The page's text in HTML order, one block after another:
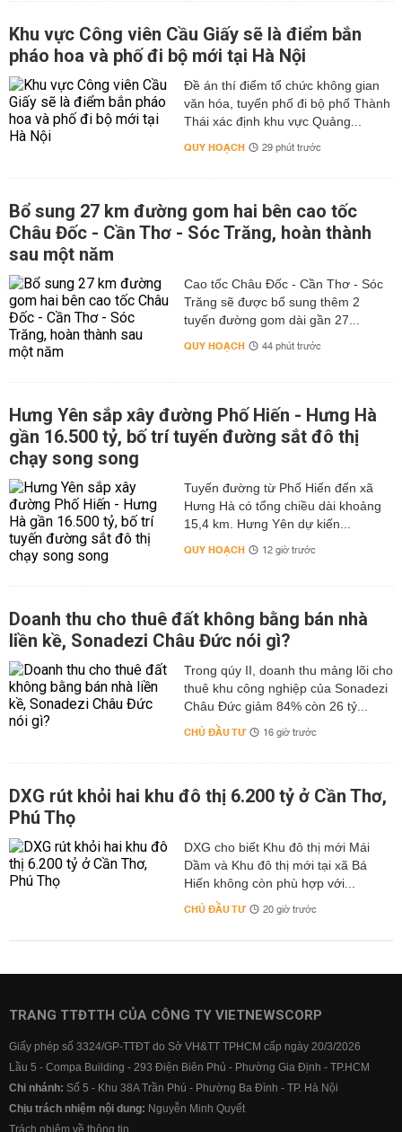
Khu vực Công viên Cầu Giấy sẽ là điểm bắn
pháo hoa và phố đi bộ mới tại Hà Nội
Đề án thí điểm tổ chức không gian
văn hóa, tuyến phố đi bộ phố Thành
Thái xác định khu vực Quảng...
QUY HOẠCH 29 phút trước
Bổ sung 27 km đường gom hai bên cao tốc
Châu Đốc - Cần Thơ - Sóc Trăng, hoàn thành
sau một năm
Cao tốc Châu Đốc - Cần Thơ - Sóc
Trăng sẽ được bổ sung thêm 2
tuyến đường gom dài gần 27...
QUY HOẠCH 44 phút trước
Hưng Yên sắp xây đường Phố Hiến - Hưng Hà
gần 16.500 tỷ, bố trí tuyến đường sắt đô thị
chạy song song
Tuyến đường từ Phố Hiến đến xã
Hưng Hà có tổng chiều dài khoảng
15,4 km. Hưng Yên dự kiến...
QUY HOẠCH 12 giờ trước
Doanh thu cho thuê đất không bằng bán nhà
liền kề, Sonadezi Châu Đức nói gì?
Trong qúy II, doanh thu mảng lõi cho
thuê khu công nghiệp của Sonadezi
Châu Đức giảm 84% còn 26 tỷ...
CHỦ ĐẦU TƯ 16 giờ trước
DXG rút khỏi hai khu đô thị 6.200 tỷ ở Cần Thơ,
Phú Thọ
DXG cho biết Khu đô thị mới Mái
Dầm và Khu đô thị mới tại xã Bá
Hiến không còn phù hợp với...
CHỦ ĐẦU TƯ 20 giờ trước
TRANG TTĐTTH CỦA CÔNG TY VIETNEWSCORP
Giấy phép số 3324/GP-TTĐT do Sở VH&TT TPHCM cấp ngày 20/3/2026
Lầu 5 - Compa Building - 293 Điện Biên Phủ - Phường Gia Định - TP.HCM
Chi nhánh: Số 5 - Khu 38A Trần Phú - Phường Ba Đình - TP. Hà Nội
Chịu trách nhiệm nội dung: Nguyễn Minh Quyết
Trách nhiệm về thông tin